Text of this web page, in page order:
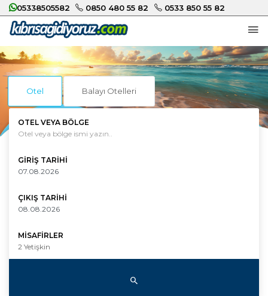
05338505582 0850 480 55 82 0533 850 55 82
Otel Balayı Otelleri
OTEL VEYA BÖLGE
GIRIŞ TARIHI
ÇIKIŞ TARIHI
MISAFIRLER
2 Yetişkin